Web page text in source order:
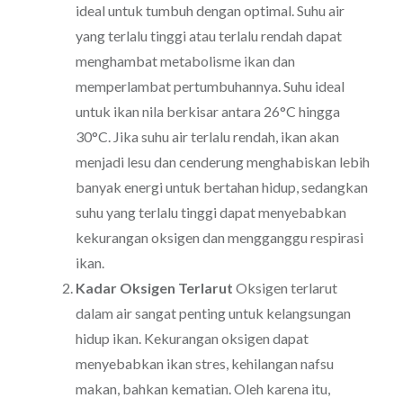
ideal untuk tumbuh dengan optimal. Suhu air
yang terlalu tinggi atau terlalu rendah dapat
menghambat metabolisme ikan dan
memperlambat pertumbuhannya. Suhu ideal
untuk ikan nila berkisar antara 26°C hingga
30°C. Jika suhu air terlalu rendah, ikan akan
menjadi lesu dan cenderung menghabiskan lebih
banyak energi untuk bertahan hidup, sedangkan
suhu yang terlalu tinggi dapat menyebabkan
kekurangan oksigen dan mengganggu respirasi
ikan.
Kadar Oksigen Terlarut Oksigen terlarut
dalam air sangat penting untuk kelangsungan
hidup ikan. Kekurangan oksigen dapat
menyebabkan ikan stres, kehilangan nafsu
makan, bahkan kematian. Oleh karena itu,